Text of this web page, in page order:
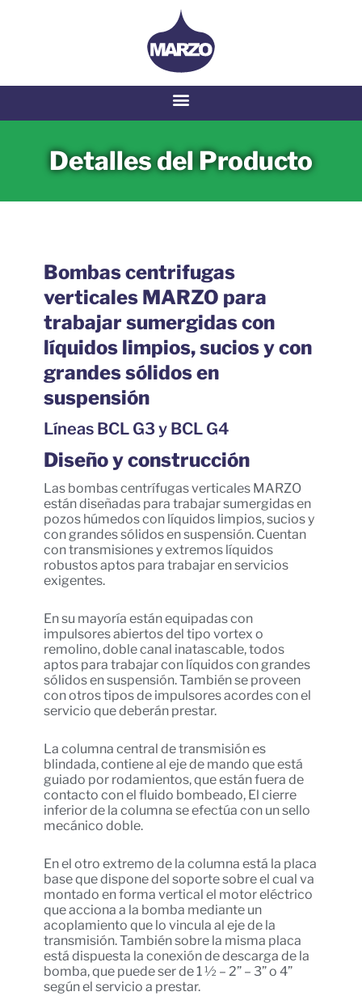
Detalles del Producto
Bombas centrifugas
verticales MARZO para
trabajar sumergidas con
líquidos limpios, sucios y con
grandes sólidos en
suspensión
Líneas BCL G3 y BCL G4
Diseño y construcción
Las bombas centrífugas verticales MARZO
están diseñadas para trabajar sumergidas en
pozos húmedos con líquidos limpios, sucios y
con grandes sólidos en suspensión. Cuentan
con transmisiones y extremos líquidos
robustos aptos para trabajar en servicios
exigentes.
En su mayoría están equipadas con
impulsores abiertos del tipo vortex o
remolino, doble canal inatascable, todos
aptos para trabajar con líquidos con grandes
sólidos en suspensión. También se proveen
con otros tipos de impulsores acordes con el
servicio que deberán prestar.
La columna central de transmisión es
blindada, contiene al eje de mando que está
guiado por rodamientos, que están fuera de
contacto con el fluido bombeado, El cierre
inferior de la columna se efectúa con un sello
mecánico doble.
En el otro extremo de la columna está la placa
base que dispone del soporte sobre el cual va
montado en forma vertical el motor eléctrico
que acciona a la bomba mediante un
acoplamiento que lo vincula al eje de la
transmisión. También sobre la misma placa
está dispuesta la conexión de descarga de la
bomba, que puede ser de 1 ½ – 2” – 3” o 4”
según el servicio a prestar.